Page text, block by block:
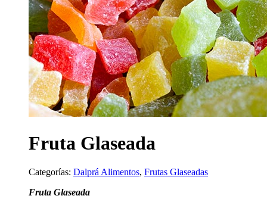
Fruta Glaseada
Categorías: Dalprá Alimentos, Frutas Glaseadas
Fruta Glaseada